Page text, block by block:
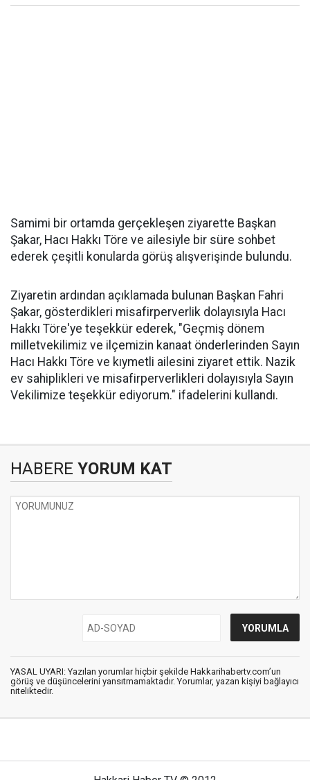
Samimi bir ortamda gerçekleşen ziyarette Başkan
Şakar, Hacı Hakkı Töre ve ailesiyle bir süre sohbet
ederek çeşitli konularda görüş alışverişinde bulundu.
Ziyaretin ardından açıklamada bulunan Başkan Fahri
Şakar, gösterdikleri misafirperverlik dolayısıyla Hacı
Hakkı Töre'ye teşekkür ederek, "Geçmiş dönem
milletvekilimiz ve ilçemizin kanaat önderlerinden Sayın
Hacı Hakkı Töre ve kıymetli ailesini ziyaret ettik. Nazik
ev sahiplikleri ve misafirperverlikleri dolayısıyla Sayın
Vekilimize teşekkür ediyorum." ifadelerini kullandı.
HABERE YORUM KAT
YASAL UYARI: Yazılan yorumlar hiçbir şekilde Hakkarihabertv.com’un
görüş ve düşüncelerini yansıtmamaktadır. Yorumlar, yazan kişiyi bağlayıcı
niteliktedir.